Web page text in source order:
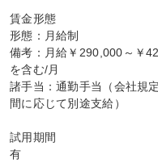
賃金形態
形態：月給制
備考：月給￥290,000～￥
を含む/月
諸手当：通勤手当（会社規
間に応じて別途支給）
試用期間
有